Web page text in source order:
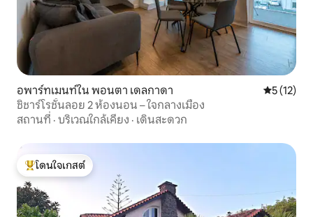
อพาร์ทเมนท์ใน พอนตา เดลกาดา คะแนนเฉลี่
5 (12)
ชิชาร์โรชั้นลอย 2 ห้องนอน – ใจกลางเมือง
สถานที่ · บริเวณใกล้เคียง · เดินสะดวก
โดนใจเกสต์ที่สุด
โดนใจเกสต์